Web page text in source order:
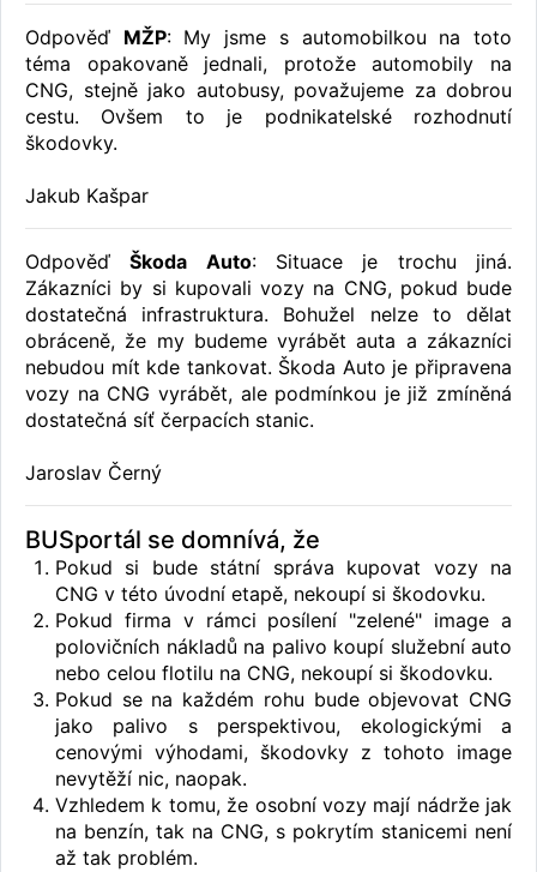
Odpověď MŽP: My jsme s automobilkou na toto
téma opakovaně jednali, protože automobily na
CNG, stejně jako autobusy, považujeme za dobrou
cestu. Ovšem to je podnikatelské rozhodnutí
škodovky.
Jakub Kašpar
OdpověďŠkoda Auto: Situace je trochu jiná.
Zákazníci by si kupovali vozy na CNG, pokud bude
dostatečná infrastruktura. Bohužel nelze to dělat
obráceně, že my budeme vyrábět auta a zákazníci
nebudou mít kde tankovat. Škoda Auto je připravena
vozy na CNG vyrábět, ale podmínkou je již zmíněná
dostatečná síť čerpacích stanic.
Jaroslav Černý
BUSportál se domnívá, že
Pokud si bude státní správa kupovat vozy na
CNG v této úvodní etapě, nekoupí si škodovku.
Pokud firma v rámci posílení "zelené" image a
polovičních nákladů na palivo koupí služební auto
nebo celou flotilu na CNG, nekoupí si škodovku.
Pokud se na každém rohu bude objevovat CNG
jako palivo s perspektivou, ekologickými a
cenovými výhodami, škodovky z tohoto image
nevytěží nic, naopak.
Vzhledem k tomu, že osobní vozy mají nádrže jak
na benzín, tak na CNG, s pokrytím stanicemi není
až tak problém.